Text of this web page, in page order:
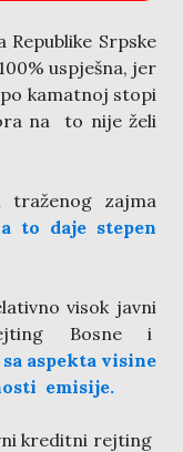
Republike Srpske
uspješna, jer
kamatnoj stopi
na to nije želi
traženog zajma
a to daje stepen
visok javni
Bosne i
aspekta visine
emisije.
kreditni rejting